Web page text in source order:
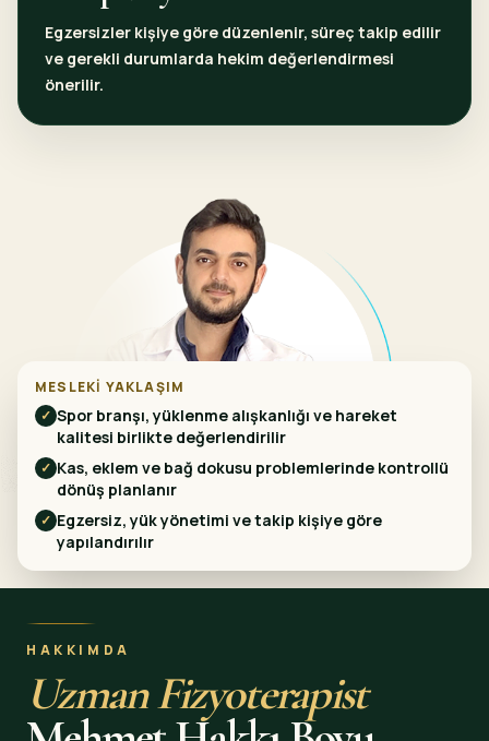
Egzersizler kişiye göre düzenlenir, süreç takip edilir
ve gerekli durumlarda hekim değerlendirmesi
önerilir.
MESLEKI YAKLAŞIM
✓ Spor branşı, yüklenme alışkanlığı ve hareket
kalitesi birlikte değerlendirilir
✓ Kas, eklem ve bağ dokusu problemlerinde kontrollü
dönüş planlanır
✓ Egzersiz, yük yönetimi ve takip kişiye göre
yapılandırılır
HAKKIMDA
Uzman Fizyoterapist